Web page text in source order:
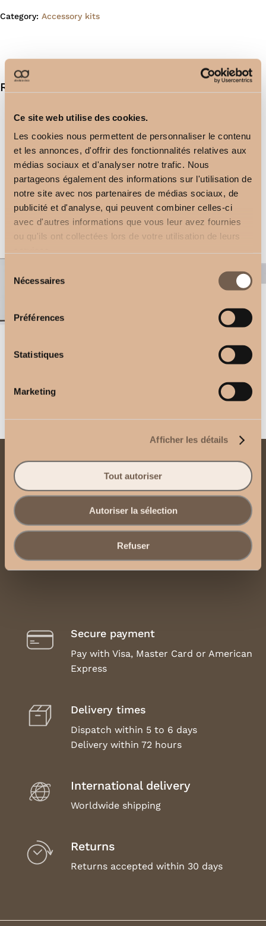
Ce site web utilise des cookies.
Les cookies nous permettent de personnaliser le contenu
et les annonces, d'offrir des fonctionnalités relatives aux
médias sociaux et d'analyser notre trafic. Nous
partageons également des informations sur l'utilisation de
notre site avec nos partenaires de médias sociaux, de
publicité et d'analyse, qui peuvent combiner celles-ci
avec d'autres informations que vous leur avez fournies
ou qu'ils ont collectées lors de votre utilisation de leurs
Nécessaires
Préférences
Statistiques
Marketing
Afficher les détails
Tout autoriser
Autoriser la sélection
Refuser
Category: Accessory kits
Related products
Ceiling Brackets
2,50€
Ceiling Bracket
2,50€
1-channel remote control
Double Square Bracket
Contact us
Send us an email
Contact us via WhatsApp
Legal Notice, Terms and Conditions of Use
Secure payment
Pay with Visa, Master Card or American
Express
Delivery times
Dispatch within 5 to 6 days
Delivery within 72 hours
International delivery
Worldwide shipping
Returns
Returns accepted within 30 days